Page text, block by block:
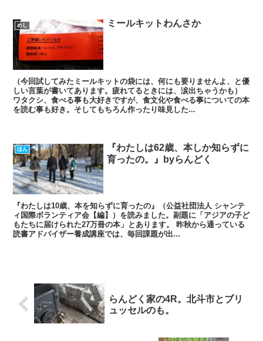
めし ミールキットわんさか
（今回試してみたミールキットの袋には、何にも要りませんよ、と優
しい言葉が書いてあります。疲れてるときには、涙出ちゃうかも）
ワタクシ、食べる事も大好きですが、食文化や食べる事についての本
を読む事も好き。そしてもちろん作ったり味見した...
ほん
『わたしは62歳、本しか知らずに
育ったの。』byらんどく
『わたしは10歳、本を知らずに育ったの』（公益社団法人 シャンテ
ィ国際ボランティア会【編】）を読みました。副題に「アジアの子ど
もたちに届けられた27万冊の本」とあります。 昨秋から通っている
読書アドバイザー養成講座では、毎回課題が出...
らんどく家の4R。北斗市とブリ
ュッセルのも。